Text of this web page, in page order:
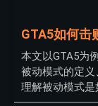
GTA5如何击
本文以GTA5为
被动模式的定
理解被动模式